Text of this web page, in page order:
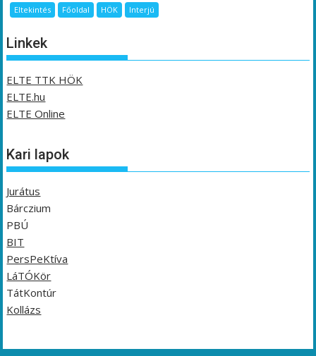
Eltekintés Főoldal HÖK Interjú
Linkek
ELTE TTK HÖK
ELTE.hu
ELTE Online
Kari lapok
Jurátus
Bárczium
PBÚ
BIT
PersPeKtíva
LáTÓKör
TátKontúr
Kollázs